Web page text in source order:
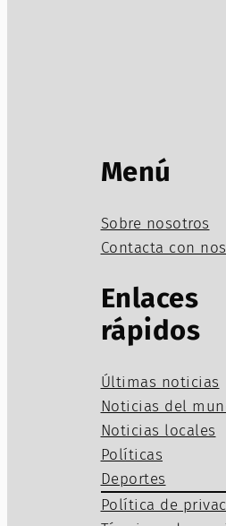
Menú
Sobre nosotros
Contacta con
Enlaces
rápidos
Últimas noticias
Noticias del
Noticias locales
Políticas
Deportes
Política de